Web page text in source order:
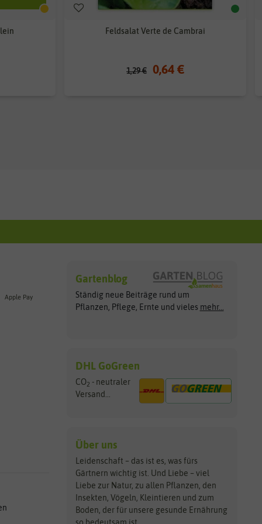
Feldsalat Verte de Cambrai
1,29 € 0,64 €
Apple Pay
Gartenblog
Ständig neue Beiträge rund um
Pflanzen, Pflege, Ernte und vieles mehr...
DHL GoGreen
CO2 - neutraler
Versand...
Über uns
Leidenschaft – das ist es, was fürs
Gärtnern wichtig ist. Und Liebe – viel
Liebe zur Natur, zu allen Pflanzen, den
Insekten, Vögeln, Kleintieren und zum
Boden, der für unsere gesunde Ernährung